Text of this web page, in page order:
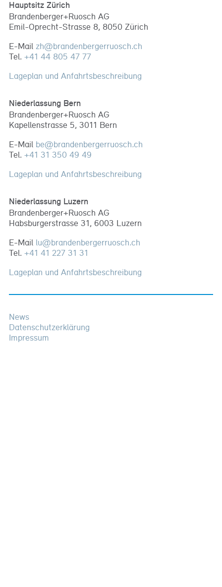
Hauptsitz Zürich
Brandenberger+Ruosch AG
Emil-Oprecht-Strasse 8, 8050 Zürich
E-Mail zh@brandenbergerruosch.ch
Tel. +41 44 805 47 77
Lageplan und Anfahrtsbeschreibung
Niederlassung Bern
Brandenberger+Ruosch AG
Kapellenstrasse 5, 3011 Bern
E-Mail be@brandenbergerruosch.ch
Tel. +41 31 350 49 49
Lageplan und Anfahrtsbeschreibung
Niederlassung Luzern
Brandenberger+Ruosch AG
Habsburgerstrasse 31, 6003 Luzern
E-Mail lu@brandenbergerruosch.ch
Tel. +41 41 227 31 31
Lageplan und Anfahrtsbeschreibung
News
Datenschutzerklärung
Impressum